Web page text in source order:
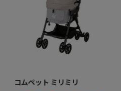
コムペット ミリミリ